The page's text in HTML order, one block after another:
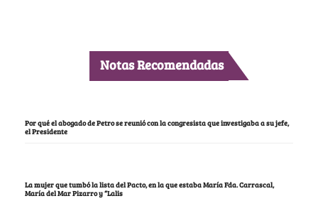
Notas Recomendadas
Por qué el abogado de Petro se reunió con la congresista que investigaba a su jefe,
el Presidente
La mujer que tumbó la lista del Pacto, en la que estaba María Fda. Carrascal,
María del Mar Pizarro y “Lalis